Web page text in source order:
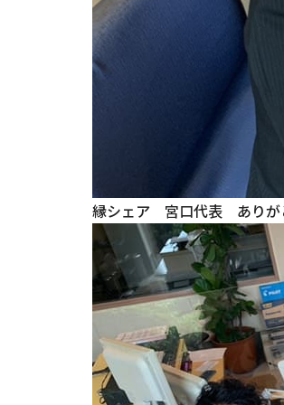
縁シェア 宮口代表 ありが